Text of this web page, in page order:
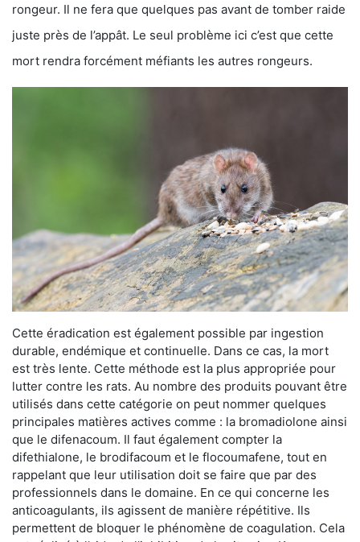
rongeur. Il ne fera que quelques pas avant de tomber raide
juste près de l’appât. Le seul problème ici c’est que cette
mort rendra forcément méfiants les autres rongeurs.
Cette éradication est également possible par ingestion
durable, endémique et continuelle. Dans ce cas, la mort
est très lente. Cette méthode est la plus appropriée pour
lutter contre les rats. Au nombre des produits pouvant être
utilisés dans cette catégorie on peut nommer quelques
principales matières actives comme : la bromadiolone ainsi
que le difenacoum. Il faut également compter la
difethialone, le brodifacoum et le flocoumafene, tout en
rappelant que leur utilisation doit se faire que par des
professionnels dans le domaine. En ce qui concerne les
anticoagulants, ils agissent de manière répétitive. Ils
permettent de bloquer le phénomène de coagulation. Cela